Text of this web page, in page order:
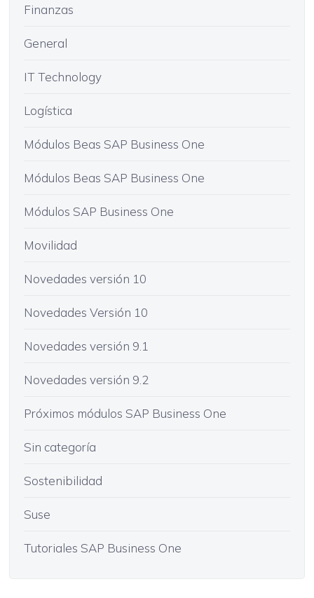
Finanzas
General
IT Technology
Logística
Módulos Beas SAP Business One
Módulos Beas SAP Business One
Módulos SAP Business One
Movilidad
Novedades versión 10
Novedades Versión 10
Novedades versión 9.1
Novedades versión 9.2
Próximos módulos SAP Business One
Sin categoría
Sostenibilidad
Suse
Tutoriales SAP Business One